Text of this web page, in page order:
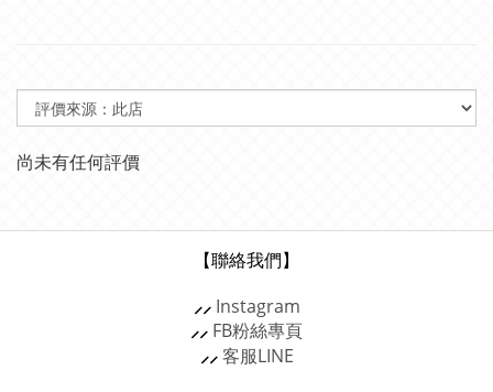
尚未有任何評價
【聯絡我們】
⸝⸝ Instagram
⸝⸝ FB粉絲專頁
⸝⸝客服LINE